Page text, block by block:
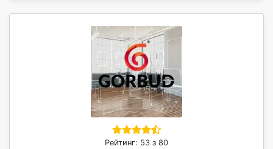
Рейтинг: 53 з 80